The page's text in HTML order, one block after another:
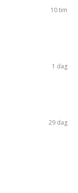
10 tim
1 dag
29 dag